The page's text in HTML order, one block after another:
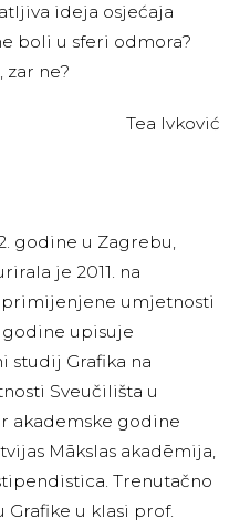
ideja osjećaja
boli u sferi odmora?
zar ne?
Tea Ivković
godine u Zagrebu,
je 2011. na
umjetnosti
upisuje
studij Grafika na
Sveučilišta u
akademske godine
Mākslas akadēmija,
Trenutačno
u klasi prof.